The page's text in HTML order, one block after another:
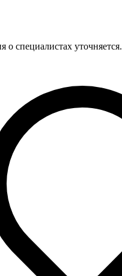
о специалистах уточняется.